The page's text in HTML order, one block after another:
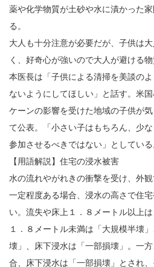
薬や化学物質が土砂や水に漬かった
る。
大人も十分注意が必要だが、子供は
く、好奇心が強いので大人が避ける
本医長は「子供による清掃を美談の
ないようにしてほしい」と話す。米
ケーンの影響を受けた地域の子供が
て公表。「小さい子はもちろん、少
参加させるべきではない」としている
【用語解説】住宅の浸水被害
水の流れやがれきの衝撃を受け、外
一定程度ある場合、浸水の高さで住
い。流失や床上１．８メートル以上
１．８メートル未満は「大規模半壊
壊」、床下浸水は「一部損壊」。一
合、床下浸水は「一部損壊」とされ